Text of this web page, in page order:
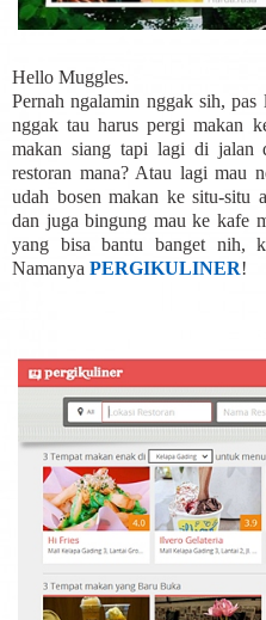
Hello Muggles.
Pernah ngalamin nggak sih,
nggak tau harus pergi makan
makan siang tapi lagi di jalan
restoran mana? Atau lagi mau
udah bosen makan ke situ-situ
dan juga bingung mau ke kafe
yang bisa bantu banget nih,
Namanya PERGIKULINER!